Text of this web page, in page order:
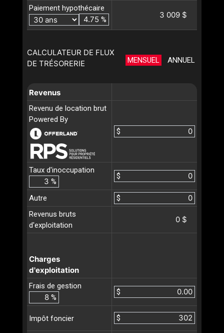
Paiement hypothécaire
%
3 009 $
CALCULATEUR DE FLUX
DE TRÉSORERIE
MENSUEL ANNUEL
Revenus
Revenu de location brut
Powered By
$
Taux d'inoccupation
%
$
Autre
$
Revenus bruts
d'exploitation
0 $
Charges
d'exploitation
Frais de gestion
%
$
Impôt foncier $